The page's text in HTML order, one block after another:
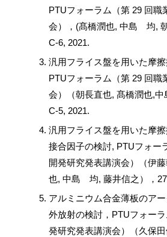
PTUフォーラム（第 29 回職
会），(髙橋潤也, 中島 均,
C-6, 2021.
汎用フライス盤を用いた摩
PTUフォーラム（第 29 回職
会）（朝長直也, 髙橋潤也,
C-5, 2021.
汎用フライス盤を用いた摩
接合因子の検討, PTUフォー
開発研究発表講演会）（伊
也, 中島 均, 藤井信之），
アルミニウム合金薄板のア
外放射の検討，PTUフォー
発研究発表講演会）（久保